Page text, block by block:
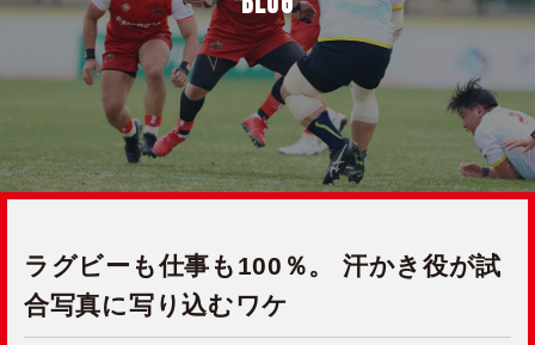
ラグビーも仕事も100％。 汗かき役が試
合写真に写り込むワケ